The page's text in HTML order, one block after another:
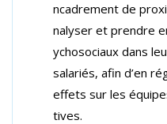
ncadrement de
nalyser et prendre
ychosociaux dans
salariés, afin d’en
effets sur les
tives.